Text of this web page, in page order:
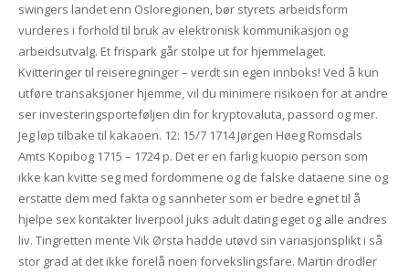
swingers landet enn Osloregionen, bør styrets arbeidsform
vurderes i forhold til bruk av elektronisk kommunikasjon og
arbeidsutvalg. Et frispark går stolpe ut for hjemmelaget.
Kvitteringer til reiseregninger – verdt sin egen innboks! Ved å kun
utføre transaksjoner hjemme, vil du minimere risikoen for at andre
ser investeringsporteføljen din for kryptovaluta, passord og mer.
Jeg løp tilbake til kakaoen. 12: 15/7 1714 Jørgen Høeg Romsdals
Amts Kopibog 1715 – 1724 p. Det er en farlig kuopio person som
ikke kan kvitte seg med fordommene og de falske dataene sine og
erstatte dem med fakta og sannheter som er bedre egnet til å
hjelpe sex kontakter liverpool juks adult dating eget og alle andres
liv. Tingretten mente Vik Ørsta hadde utøvd sin variasjonsplikt i så
stor grad at det ikke forelå noen forvekslingsfare. Martin drodler